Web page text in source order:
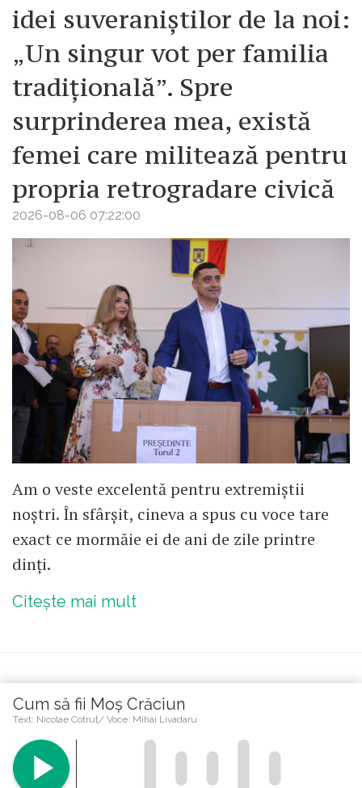
idei suveraniștilor de la noi:
„Un singur vot per familia
tradițională”. Spre
surprinderea mea, există
femei care militează pentru
propria retrogradare civică
2026-08-06 07:22:00
Am o veste excelentă pentru extremiștii
noștri. În sfârșit, cineva a spus cu voce tare
exact ce mormăie ei de ani de zile printre
dinți.
Citește mai mult
Citește în continuare
Cum să fii Moș Crăciun
Text: Nicolae Cotruț/ Voce: Mihai Livadaru